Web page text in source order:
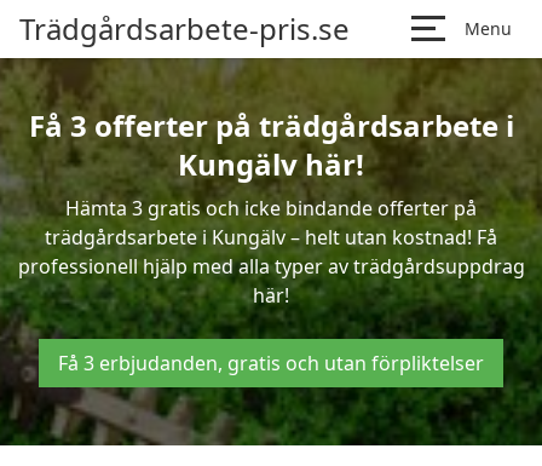
Trädgårdsarbete-pris.se Menu
Få 3 offerter på trädgårdsarbete i
Kungälv här!
Hämta 3 gratis och icke bindande offerter på
trädgårdsarbete i Kungälv – helt utan kostnad! Få
professionell hjälp med alla typer av trädgårdsuppdrag
här!
Få 3 erbjudanden, gratis och utan förpliktelser